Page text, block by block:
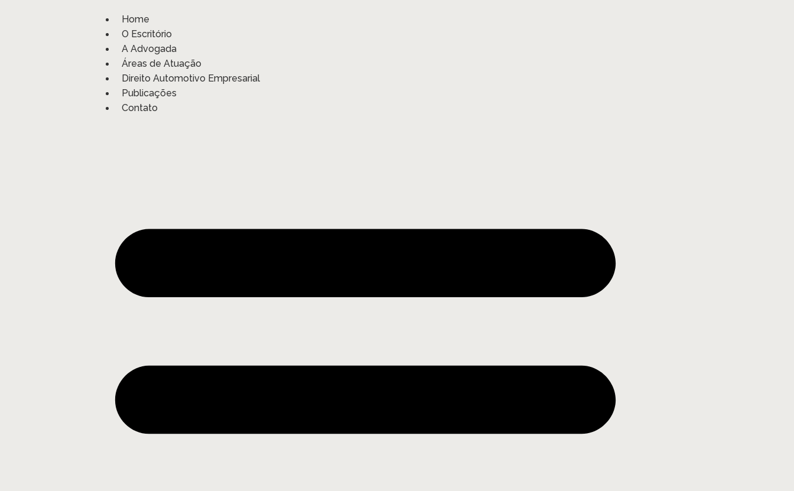
Home
O Escritório
A Advogada
Áreas de Atuação
Direito Automotivo Empresarial
Publicações
Contato